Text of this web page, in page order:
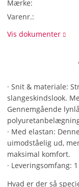
Mærke:
Varenr.:
Vis dokumenter
· Snit & materiale:
slangeskindslook.
Gennemgående
· Med elastan:
uimodståelig ud,
maksimal komfort.
· Leveringsomfang:
Hvad er der så